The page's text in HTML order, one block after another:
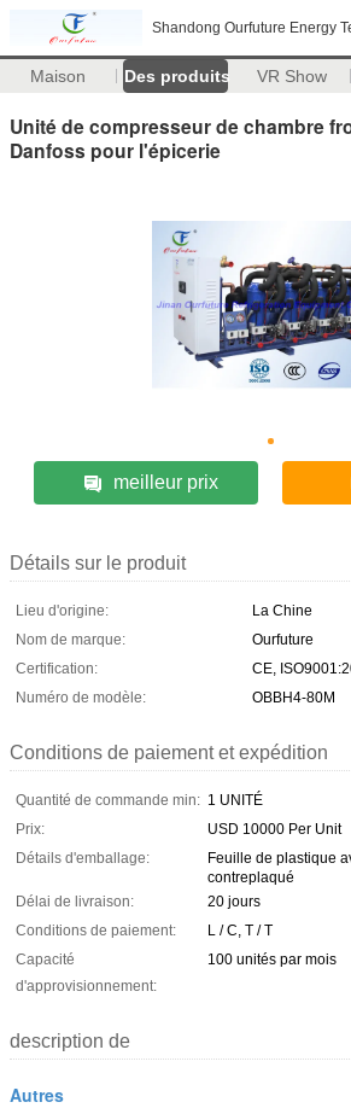
Shandong Ourfuture Energy
Maison Des produits VR Show
Unité de compresseur de chambre
Danfoss pour l'épicerie
meilleur prix
Détails sur le produit
Lieu d'origine:
La Chine
Nom de marque:
Ourfuture
Certification:
CE,
Numéro de modèle:
OBBH4-80M
Conditions de paiement et expédition
Quantité de commande min: 1 UNITÉ
Prix:
USD 10000 Per Unit
Détails d'emballage:
Feuille de plastique
contreplaqué
Délai de livraison:
20 jours
Conditions de paiement:
L / C, T / T
Capacité
d'approvisionnement:
100 unités par mois
description de
Autres